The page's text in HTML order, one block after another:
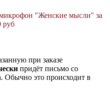
"Женские мысли" за
руб
при заказе
придёт письмо со
Обычно это происходит в